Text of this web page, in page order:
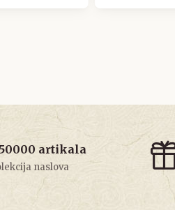
artikala
naslova